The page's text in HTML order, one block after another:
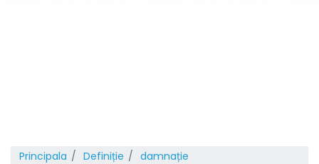
Principala Definiție damnație